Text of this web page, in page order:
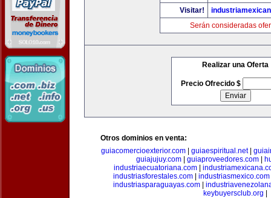
Visitar!
Serán consideradas
Realizar una Oferta
Precio Ofrecido $
Otros dominios en venta:
guiacomercioexterior.com| guiaespiritual.net|
guiajujuy.com| guiaproveedores.com|
industriaecuatoriana.com|
industriasforestales.com
industriasmexico.com
industriasparaguayas.com
keybuyersclub.org